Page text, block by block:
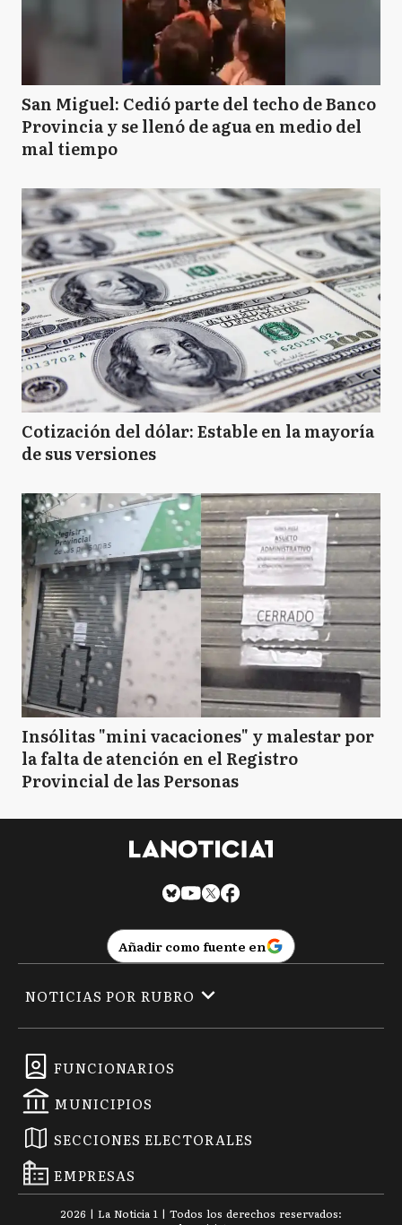
San Miguel: Cedió parte del techo de Banco
Provincia y se llenó de agua en medio del
mal tiempo
Cotización del dólar: Estable en la mayoría
de sus versiones
Insólitas "mini vacaciones" y malestar por
la falta de atención en el Registro
Provincial de las Personas
Añadir como fuente en
FUNCIONARIOS
MUNICIPIOS
SECCIONES ELECTORALES
EMPRESAS
NOTICIAS POR RUBRO
2026 | La Noticia 1 | Todos los derechos reservados: